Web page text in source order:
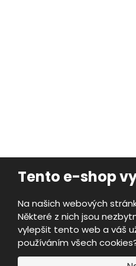
Tento e-shop
Na našich webových
Některé z nich jsou
vylepšit tento web a váš
používáním všech